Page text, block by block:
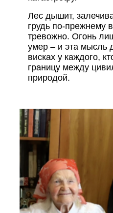
Лес дышит,
грудь по-прежнему
тревожно. Огонь
умер – и эта мысль
висках у каждого,
границу между
природой.